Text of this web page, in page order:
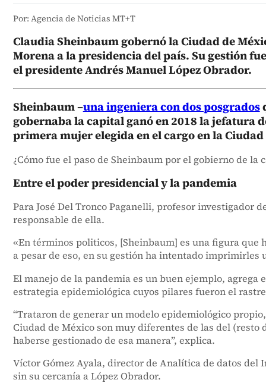
Por: Agencia de Noticias MT+T
Claudia Sheinbaum gobernó la Ciudad de
Morena a la presidencia del país. Su gestión
el presidente Andrés Manuel López Obrador.
Sheinbaum –una ingeniera con dos posgrados
gobernaba la capital ganó en 2018 la jefatura
primera mujer elegida en el cargo en la
¿Cómo fue el paso de Sheinbaum por el gobierno de
Entre el poder presidencial y la pandemia
Para José Del Tronco Paganelli, profesor investigador
responsable de ella.
«En términos politicos, [Sheinbaum] es una figura
a pesar de eso, en su gestión ha intentado imprimirles
El manejo de la pandemia es un buen ejemplo,
estrategia epidemiológica cuyos pilares fueron el
“Trataron de generar un modelo epidemiológico
Ciudad de México son muy diferentes de las del
haberse gestionado de esa manera”, explica.
Víctor Gómez Ayala, director de Analítica de datos del
sin su cercanía a López Obrador.